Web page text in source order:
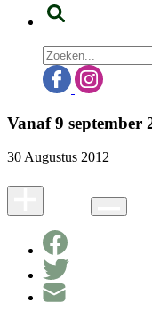
Vanaf 9 september
30 Augustus 2012